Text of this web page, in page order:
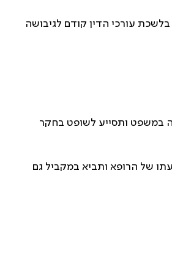
עורכי הדין קודם לגיבושה
במשפט ותסייע לשופט בחקר
של הרופא ותביא במקביל גם